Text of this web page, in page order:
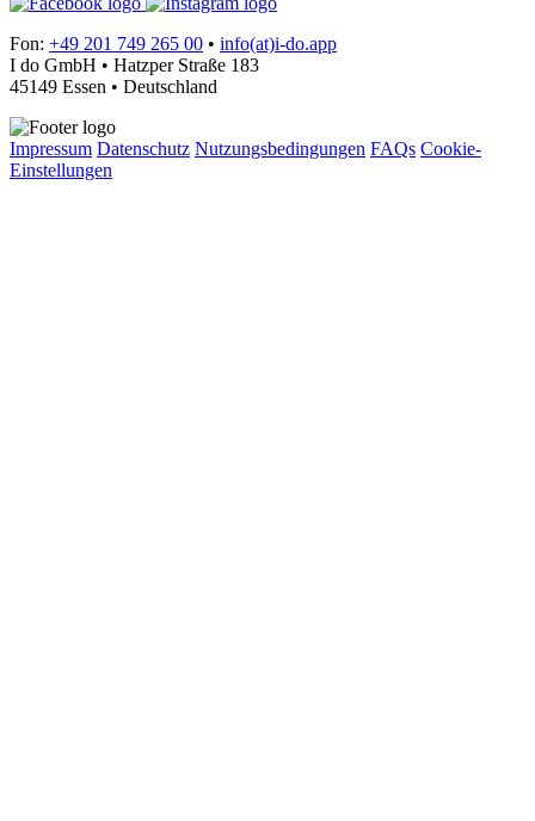
Fon: +49 201 749 265 00 • info(at)i-do.app
I do GmbH • Hatzper Straße 183
45149 Essen • Deutschland
Impressum Datenschutz Nutzungsbedingungen FAQs Cookie-
Einstellungen